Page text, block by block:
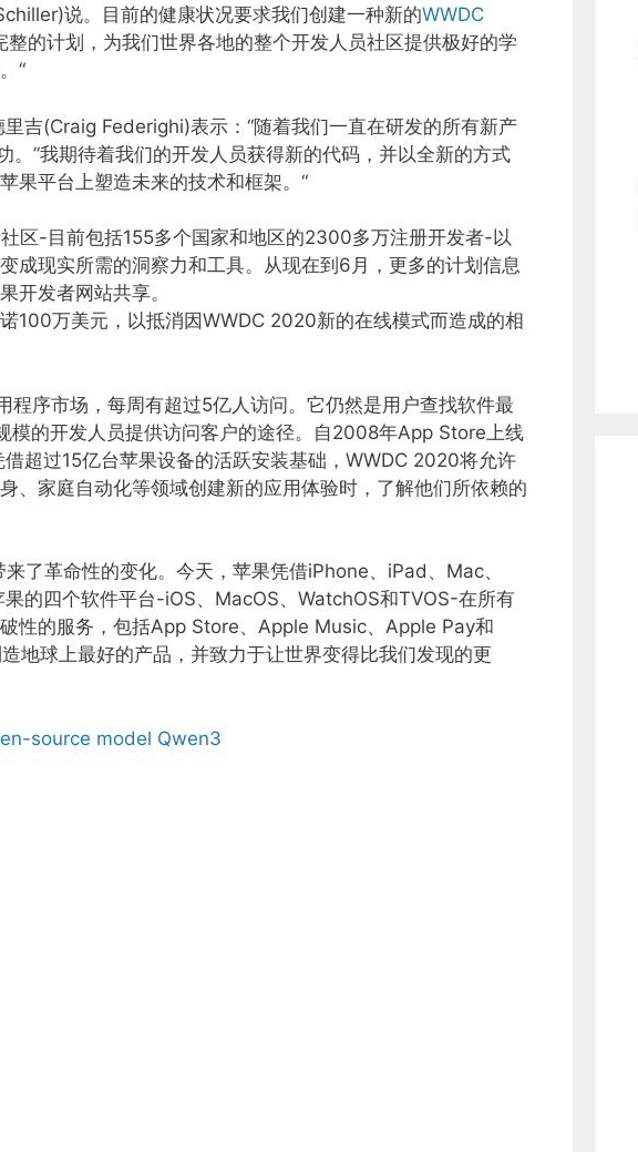
说。目前的健康状况要求我们创建一种新的WWDC
的计划，为我们世界各地的整个开发人员社区提供极好的学
“
吉(Craig Federighi)表示：“随着我们一直在研发的所有新产
”我期待着我们的开发人员获得新的代码，并以全新的方式
果平台上塑造未来的技术和框架。“
区-目前包括155多个国家和地区的2300多万注册开发者-以
成现实所需的洞察力和工具。从现在到6月，更多的计划信息
开发者网站共享。
100万美元，以抵消因WWDC 2020新的在线模式而造成的相
序市场，每周有超过5亿人访问。它仍然是用户查找软件最
模的开发人员提供访问客户的途径。自2008年App Store上线
超过15亿台苹果设备的活跃安装基础，WWDC 2020将允许
、家庭自动化等领域创建新的应用体验时，了解他们所依赖的
了革命性的变化。今天，苹果凭借iPhone、iPad、Mac、
的四个软件平台-iOS、MacOS、WatchOS和TVOS-在所有
性的服务，包括App Store、Apple Music、Apple Pay和
地球上最好的产品，并致力于让世界变得比我们发现的更
source model Qwen3